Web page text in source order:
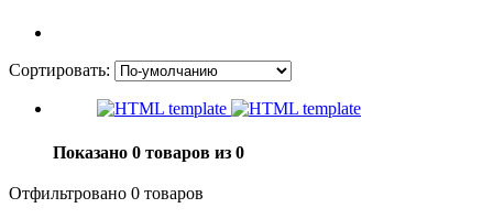
Сортировать:
Показано 0 товаров из 0
Отфильтровано 0 товаров